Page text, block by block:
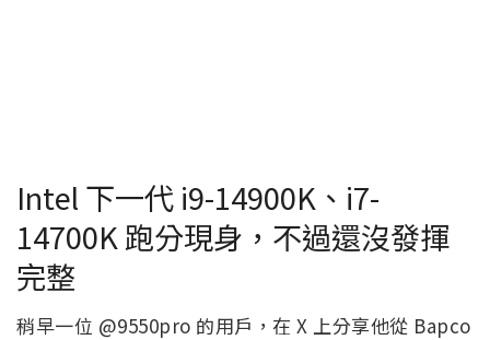
Intel 下一代 i9-14900K、i7-
14700K 跑分現身，不過還沒發揮
完整
稍早一位 @9550pro 的用戶，在 X 上分享他從 Bapco